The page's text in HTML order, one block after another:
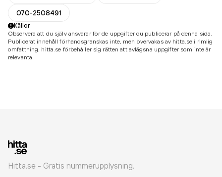
070-2508491
Källor
Observera att du själv ansvarar för de uppgifter du publicerar på denna sida.
Publicerat innehåll förhandsgranskas inte, men övervakas av hitta.se i rimlig
omfattning. hitta.se förbehåller sig rätten att avlägsna uppgifter som inte är
relevanta.
Hitta.se - Gratis nummerupplysning.